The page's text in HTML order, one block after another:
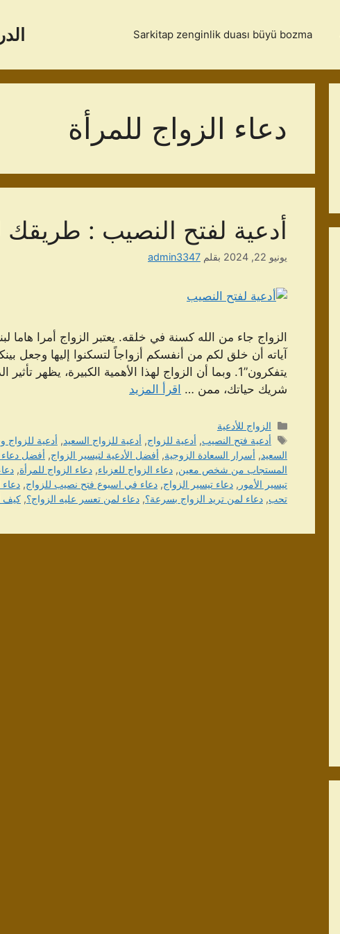
Sarkitap zenginlik duası büyü bozma
دعاء الزواج للمرأة
أدعية لفتح النصيب : طريقك
يونيو 22, 2024 بقلم admin3347
الزواج جاء من الله كسنة في خلقه. يعتبر الزواج أمرا هاما
آياته أن خلق لكم من أنفسكم أزواجاً لتسكنوا إليها وجعل
يتفكرون”1. وبما أن الزواج لهذا الأهمية الكبيرة،
شريك حياتك، ممن … اقرأ المزيد
التصنيفات
الزواج للأدعية
الوسوم
أدعية فتح النصيب, أدعية للزواج, أدعية للزواج السعيد, أدعية للزواج
السعيد, أسرار السعادة الزوجية, أفضل الأدعية لتيسير الزواج, أفضل دعاء
المستجاب من شخص معين, دعاء الزواج للعزباء, دعاء الزواج للمرأة,
تيسير الأمور , دعاء تيسير الزواج, دعاء في اسبوع فتح نصيب للزواج, دعاء
تحب, دعاء لمن تريد الزواج بسرعة؟, دعاء لمن تعسر عليه الزواج؟, كيف